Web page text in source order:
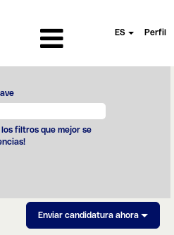
ES Perfil
filtros que mejor se
Enviar candidatura ahora